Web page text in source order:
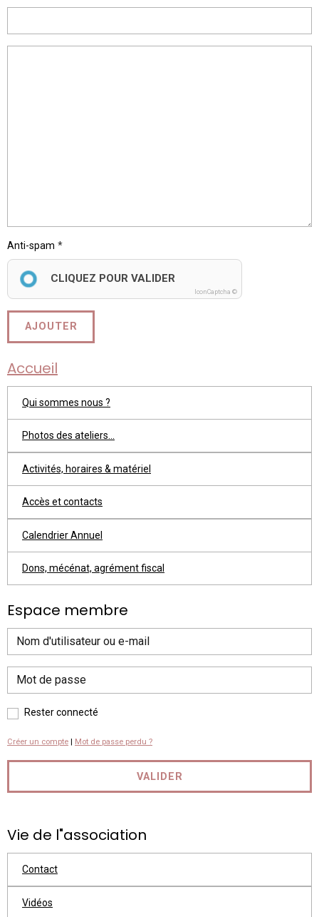
Anti-spam
CLIQUEZ POUR VALIDER
IconCaptcha ©
AJOUTER
Accueil
Qui sommes nous ?
Photos des ateliers...
Activités, horaires & matériel
Accès et contacts
Calendrier Annuel
Dons, mécénat, agrément fiscal
Espace membre
Rester connecté
Créer un compte Mot de passe perdu ?
VALIDER
Vie de l"association
Contact
Vidéos